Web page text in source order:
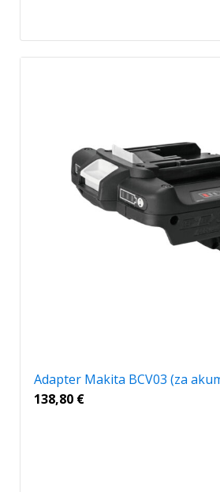
Adapter Makita BCV03 (za
138,80 €